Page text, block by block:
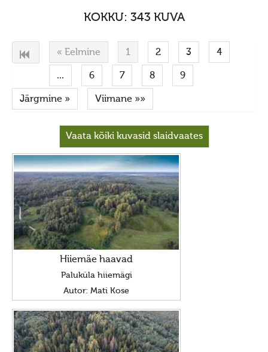
Elulaad
Ajastaeg
Sirvide koostamisest
Maarahva pyhad
Kõik pyhad
Radokuu
Urbekuu
Mahlakuu
Lehekuu
Pärnakuu
Heinakuu
Sygiskuu
Porikuu
KOKKU: 343 KUVA
« Eelmine 1 2 3 4
... 6 7 8 9
Järgmine » Viimane »»
Vaata kõiki kuvasid slaidvaates
Hiiemäe haavad
Paluküla hiiemägi
Autor: Mati Kose